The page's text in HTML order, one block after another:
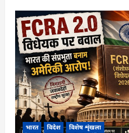
भारत विदेश विशेष शृंखला